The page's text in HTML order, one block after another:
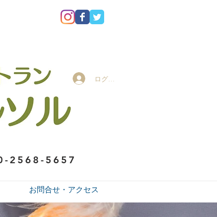
ログイン
2568-5657
お問合せ・アクセス